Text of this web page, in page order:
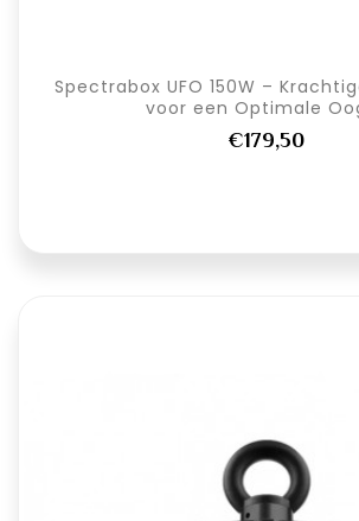
Spectrabox UFO 150W –
voor een Optimale
€179,50